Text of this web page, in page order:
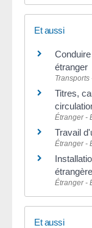
Et aussi
étranger
Titres,
Étranger -
Travail
Étranger -
étrangère
Étranger -
Et aussi